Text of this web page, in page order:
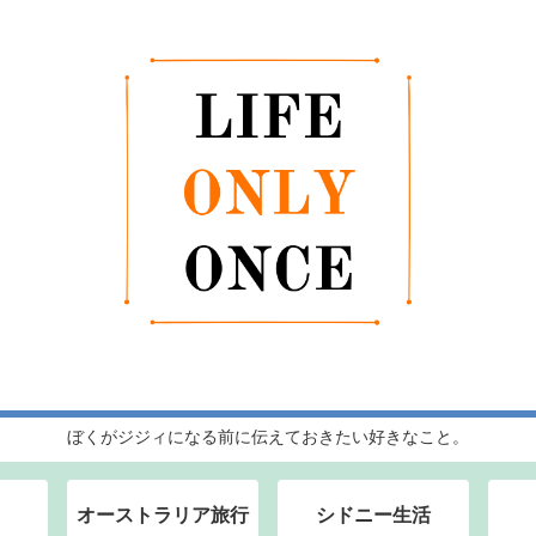
ぼくがジジィになる前に伝えておきたい好きなこと。
オーストラリア旅行 シドニー生活